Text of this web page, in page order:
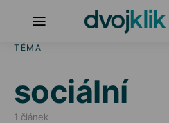
TÉMA
sociální
1 článek